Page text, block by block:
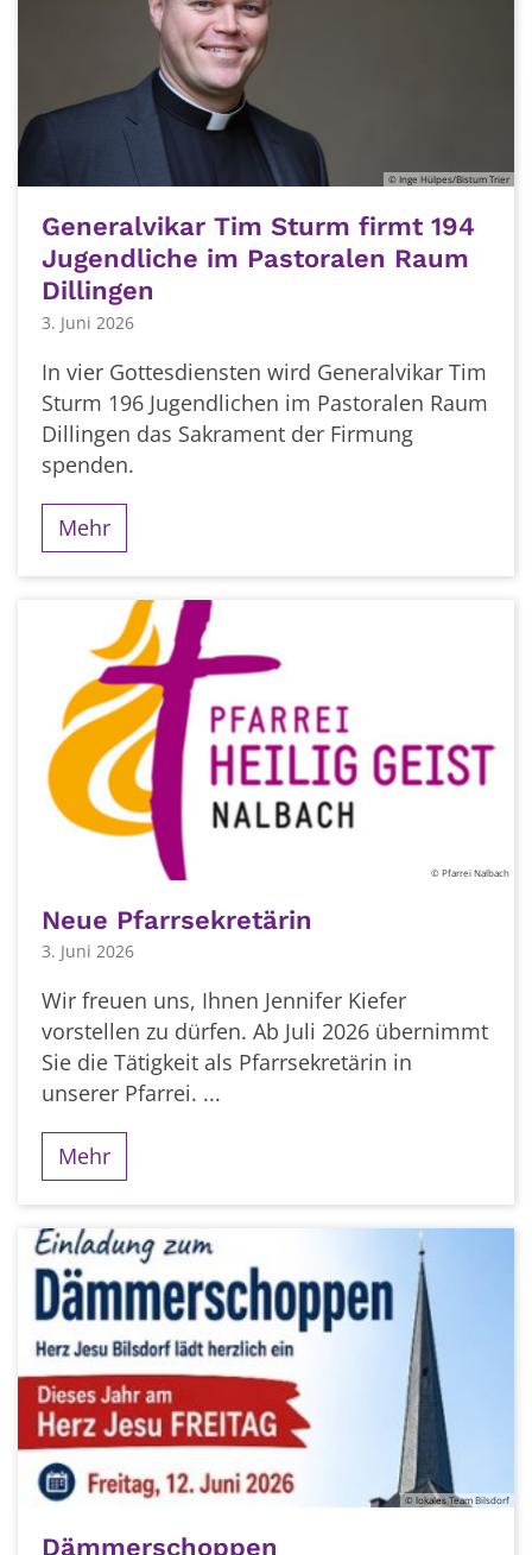
© Inge Hülpes/Bistum Trier
Generalvikar Tim Sturm firmt 194
Jugendliche im Pastoralen Raum
Dillingen
3. Juni 2026
In vier Gottesdiensten wird Generalvikar Tim
Sturm 196 Jugendlichen im Pastoralen Raum
Dillingen das Sakrament der Firmung
spenden.
Mehr
© Pfarrei Nalbach
Neue Pfarrsekretärin
3. Juni 2026
Wir freuen uns, Ihnen Jennifer Kiefer
vorstellen zu dürfen. Ab Juli 2026 übernimmt
Sie die Tätigkeit als Pfarrsekretärin in
unserer Pfarrei. ...
Mehr
© lokales Team Bilsdorf
Dämmerschoppen